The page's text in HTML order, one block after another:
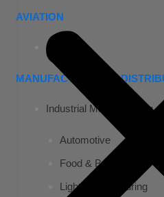
AVIATION
Airports
MANUFACTURING &
Industrial Manufacturing
Automotive
Food & Beverage
Light Manufacturing